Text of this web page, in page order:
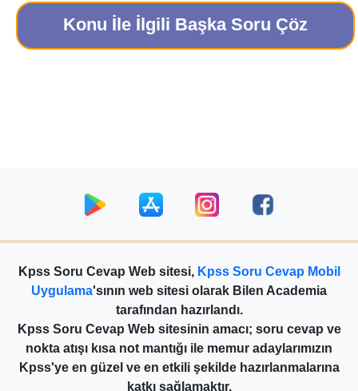
Konu İle İlgili Başka Soru Çöz
Kpss Soru Cevap Web sitesi, Kpss Soru Cevap Mobil
Uygulama'sının web sitesi olarak Bilen Academia
tarafından hazırlandı.
Kpss Soru Cevap Web sitesinin amacı; soru cevap ve
nokta atışı kısa not mantığı ile memur adaylarımızın
Kpss'ye en güzel ve en etkili şekilde hazırlanmalarına
katkı sağlamaktır.